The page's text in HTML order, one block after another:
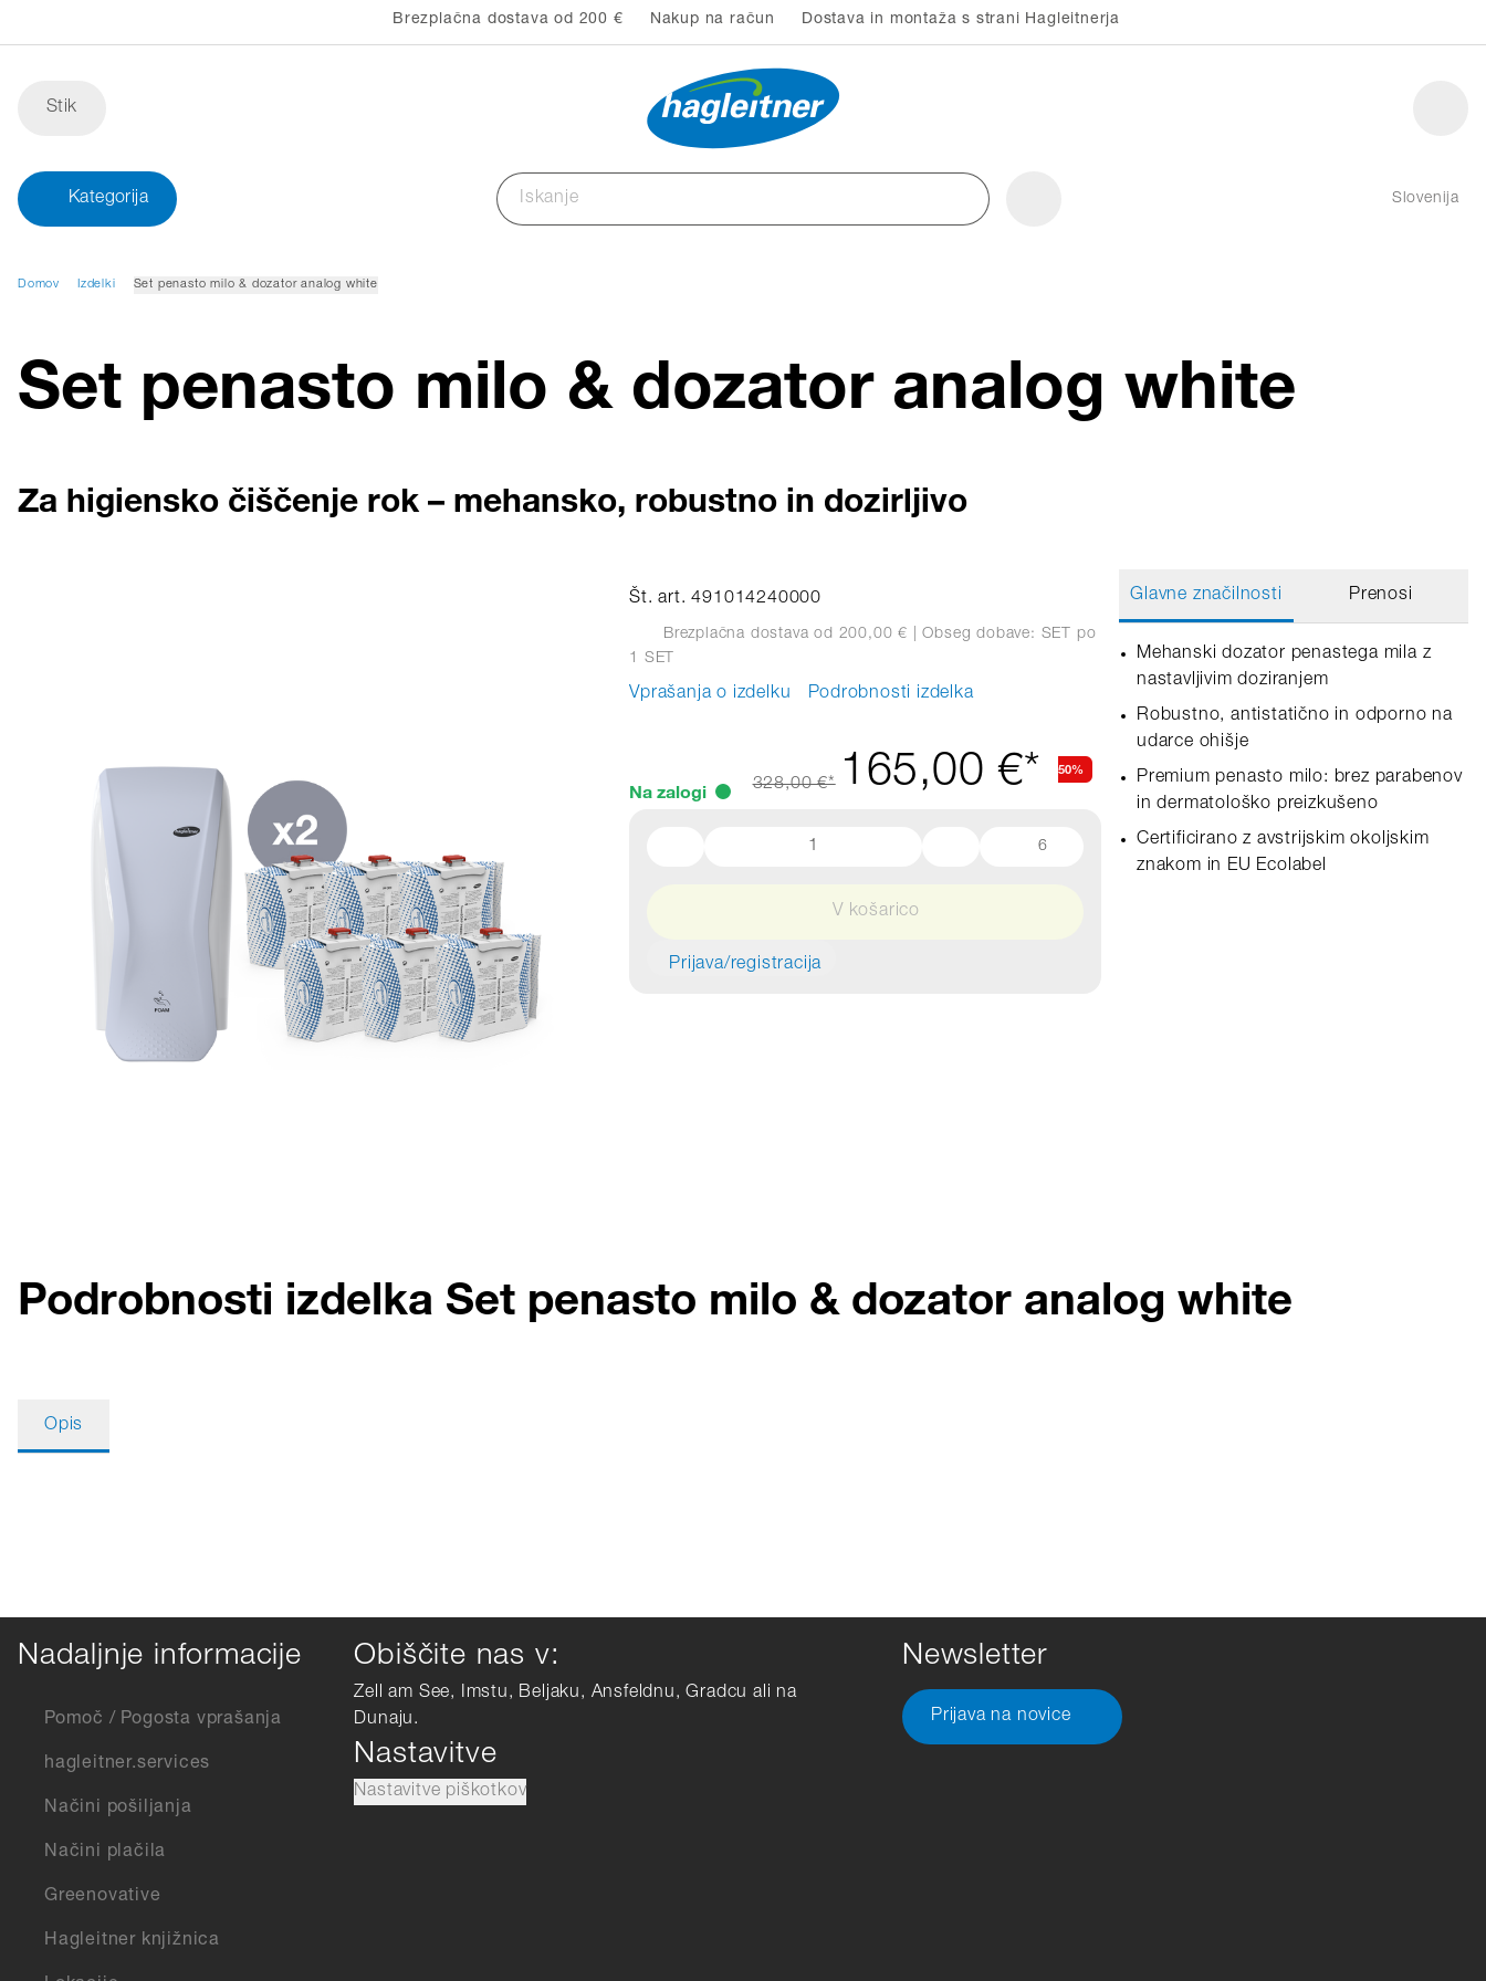
Brezplačna dostava od 200 € Nakup na račun Dostava in montaža s strani Hagleitnerja
Stik
Kategorija Slovenija
Domov Izdelki Set penasto milo & dozator analog white
Set penasto milo & dozator analog white
Za higiensko čiščenje rok – mehansko, robustno in dozirljivo
Št. art. 491014240000
Brezplačna dostava od 200,00 € | Obseg dobave: SET
po
1 SET
Vprašanja o izdelku Podrobnosti izdelka
Na zalogi 328,00 €* 165,00 €* 50%
6
V košarico
Prijava/registracija
Glavne značilnosti Prenosi
Mehanski dozator penastega mila z
nastavljivim doziranjem
Robustno, antistatično in odporno na
udarce ohišje
Premium penasto milo: brez parabenov
in dermatološko preizkušeno
Certificirano z avstrijskim okoljskim
znakom in EU Ecolabel
Podrobnosti izdelka Set penasto milo & dozator analog white
Opis
Nadaljnje informacije
Pomoč / Pogosta vprašanja
hagleitner.services
Načini pošiljanja
Načini plačila
Greenovative
Hagleitner knjižnica
Obiščite nas v:
Zell am See, Imstu, Beljaku, Ansfeldnu, Gradcu ali na
Dunaju.
Nastavitve
Nastavitve piškotkov
Newsletter
Prijava na novice